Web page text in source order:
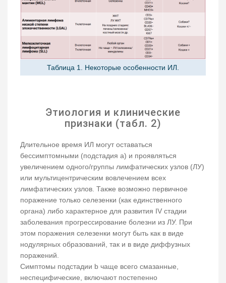
Таблица 1. Некоторые особенности ИЛ.
Этиология и клинические
признаки (табл. 2)
Длительное время ИЛ могут оставаться
бессимптомными (подстадия а) и проявляться
увеличением одного/группы лимфатических узлов (ЛУ)
или мультицентрическим вовлечением всех
лимфатических узлов. Также возможно первичное
поражение только селезенки (как единственного
органа) либо характерное для развития IV стадии
заболевания прогрессирование болезни из ЛУ. При
этом поражения селезенки могут быть как в виде
нодулярных образований, так и в виде диффузных
поражений.
Симптомы подстадии b чаще всего смазанные,
неспецифические, включают постепенно